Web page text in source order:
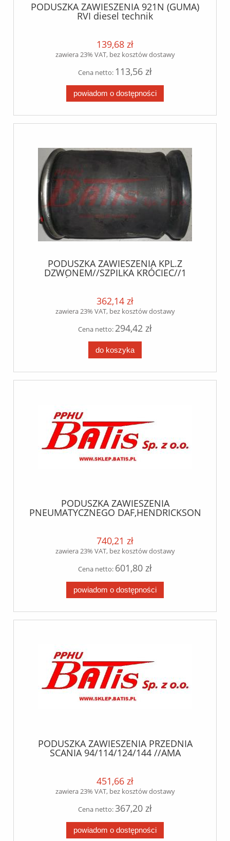
PODUSZKA ZAWIESZENIA 921N (GUMA)
RVI diesel technik
139,68 zł
zawiera 23% VAT, bez kosztów dostawy
Cena netto: 113,56 zł
powiadom o dostępności
PODUSZKA ZAWIESZENIA KPL.Z
DZWONEM//SZPILKA KRÓCIEC//1
OTWÓR W DZWONIE///FRUEHAUF
DZWONEM// DZWON PLASIKOWY/
362,14 zł
zawiera 23% VAT, bez kosztów dostawy
Cena netto: 294,42 zł
do koszyka
PODUSZKA ZAWIESZENIA
PNEUMATYCZNEGO DAF,HENDRICKSON
740,21 zł
zawiera 23% VAT, bez kosztów dostawy
Cena netto: 601,80 zł
powiadom o dostępności
PODUSZKA ZAWIESZENIA PRZEDNIA
SCANIA 94/114/124/144 //AMA
451,66 zł
zawiera 23% VAT, bez kosztów dostawy
Cena netto:367,20 zł
powiadom o dostępności